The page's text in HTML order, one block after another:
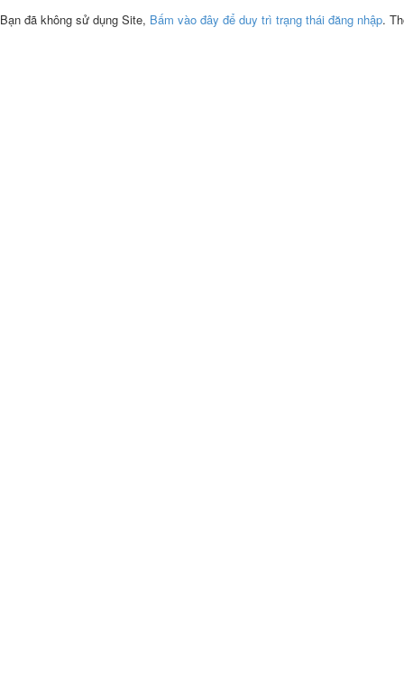
Bạn đã không sử dụng Site, Bấm vào đây để duy trì trạng thái đăng nhập.